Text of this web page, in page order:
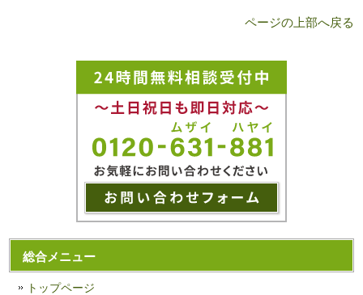
ページの上部へ戻る
総合メニュー
トップページ